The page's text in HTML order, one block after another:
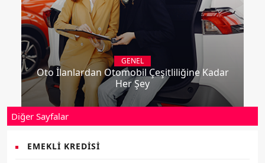
GENEL
Oto İlanlardan Otomobil Çeşitliliğine Kadar
Her Şey
Diğer Sayfalar
EMEKLI KREDISI